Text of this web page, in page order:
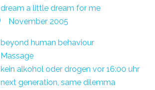
dream a little dream for me
November 2005
beyond human behaviour
Massage
kein alkohol oder drogen vor 16:00 uhr
next generation, same dilemma